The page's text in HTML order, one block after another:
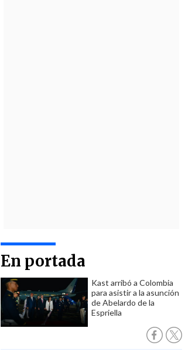
En portada
Kast arribó a Colombia
para asistir a la asunción
de Abelardo de la
Espriella